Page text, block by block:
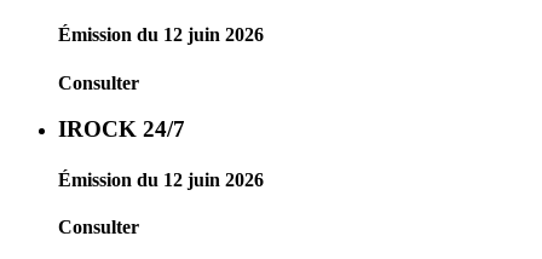
Émission du 12 juin 2026
Consulter
IROCK 24/7
Émission du 12 juin 2026
Consulter